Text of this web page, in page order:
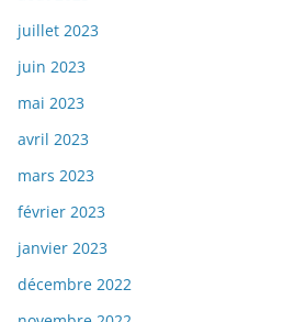
juillet 2023
juin 2023
mai 2023
avril 2023
mars 2023
février 2023
janvier 2023
décembre 2022